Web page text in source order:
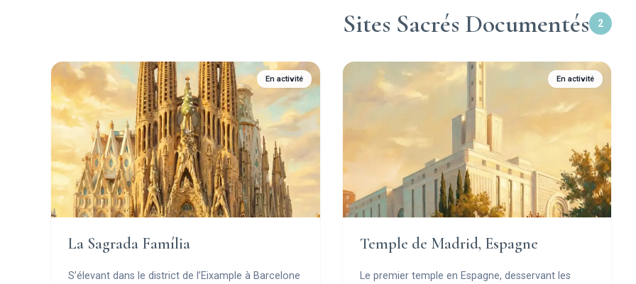
Sites Sacrés Documentés 2
En activité
La Sagrada Família
S’élevant dans le district de l’Eixample à Barcelone
En activité
Temple de Madrid, Espagne
Le premier temple en Espagne, desservant les